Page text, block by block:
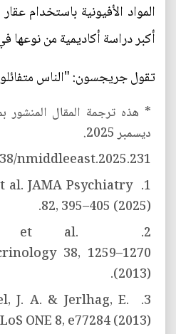
المواد الأفيونية باستخدام
أكبر دراسة أكاديمية من نوعها
تقول جريجسون: "الناس
ديسمبر 2025.
nmiddleeast.2025.231
al. JAMA Psychiatry
82, 395–405 (2025).
E. et al.
38, 1259–1270
(2013).
J. A. & Jerlhag, E.
ONE 8, e77284 (2013).